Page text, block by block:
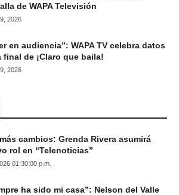
de WAPA Televisión
2026
en audiencia”: WAPA TV celebra datos
final de ¡Claro que baila!
2026
cambios: Grenda Rivera asumirá
rol en “Telenoticias”
01:30:00 p.m.
ha sido mi casa”: Nelson del Valle